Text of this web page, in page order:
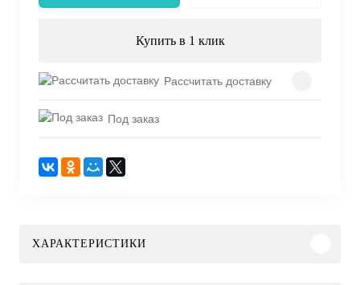
Купить в 1 клик
Рассчитать доставку
Под заказ
ХАРАКТЕРИСТИКИ